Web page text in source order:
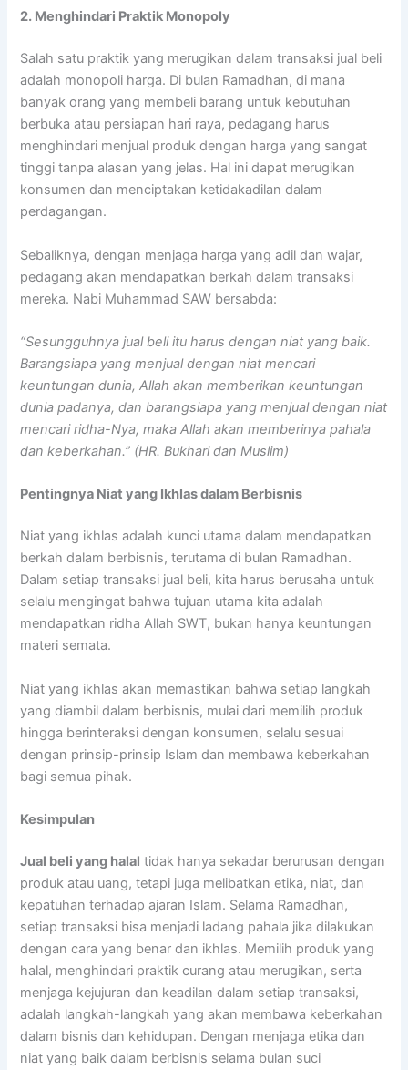
2. Menghindari Praktik Monopoly
Salah satu praktik yang merugikan dalam transaksi jual beli
adalah monopoli harga. Di bulan Ramadhan, di mana
banyak orang yang membeli barang untuk kebutuhan
berbuka atau persiapan hari raya, pedagang harus
menghindari menjual produk dengan harga yang sangat
tinggi tanpa alasan yang jelas. Hal ini dapat merugikan
konsumen dan menciptakan ketidakadilan dalam
perdagangan.
Sebaliknya, dengan menjaga harga yang adil dan wajar,
pedagang akan mendapatkan berkah dalam transaksi
mereka. Nabi Muhammad SAW bersabda:
“Sesungguhnya jual beli itu harus dengan niat yang baik.
Barangsiapa yang menjual dengan niat mencari
keuntungan dunia, Allah akan memberikan keuntungan
dunia padanya, dan barangsiapa yang menjual dengan niat
mencari ridha-Nya, maka Allah akan memberinya pahala
dan keberkahan.” (HR. Bukhari dan Muslim)
Pentingnya Niat yang Ikhlas dalam Berbisnis
Niat yang ikhlas adalah kunci utama dalam mendapatkan
berkah dalam berbisnis, terutama di bulan Ramadhan.
Dalam setiap transaksi jual beli, kita harus berusaha untuk
selalu mengingat bahwa tujuan utama kita adalah
mendapatkan ridha Allah SWT, bukan hanya keuntungan
materi semata.
Niat yang ikhlas akan memastikan bahwa setiap langkah
yang diambil dalam berbisnis, mulai dari memilih produk
hingga berinteraksi dengan konsumen, selalu sesuai
dengan prinsip-prinsip Islam dan membawa keberkahan
bagi semua pihak.
Kesimpulan
Jual beli yang halal tidak hanya sekadar berurusan dengan
produk atau uang, tetapi juga melibatkan etika, niat, dan
kepatuhan terhadap ajaran Islam. Selama Ramadhan,
setiap transaksi bisa menjadi ladang pahala jika dilakukan
dengan cara yang benar dan ikhlas. Memilih produk yang
halal, menghindari praktik curang atau merugikan, serta
menjaga kejujuran dan keadilan dalam setiap transaksi,
adalah langkah-langkah yang akan membawa keberkahan
dalam bisnis dan kehidupan. Dengan menjaga etika dan
niat yang baik dalam berbisnis selama bulan suci